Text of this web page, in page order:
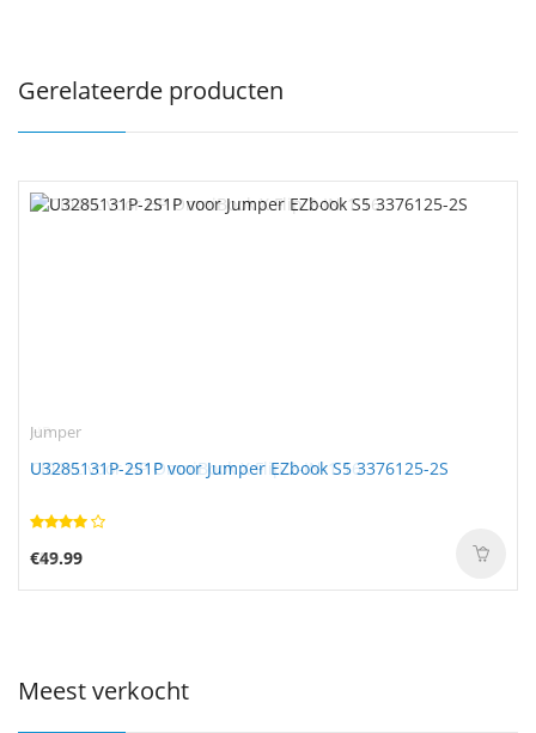
Gerelateerde producten
Jumper
U3285131P-2S1P voor Jumper EZbook S5 3376125-2S
€49.99
Meest verkocht